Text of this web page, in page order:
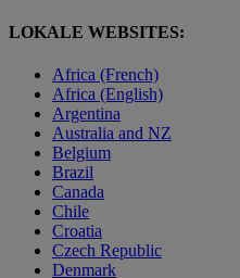
LOKALE WEBSITES:
Africa (French)
Africa (English)
Argentina
Australia and NZ
Belgium
Brazil
Canada
Chile
Croatia
Czech Republic
Denmark